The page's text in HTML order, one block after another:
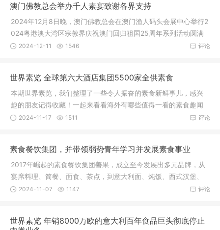
澳门佛教总会举办千人素宴致谢各界支持
2024年12月8日晚，澳门佛教总会在澳门渔人码头会展中心举行2
024粤港澳大湾区宗教界庆祝澳门回归祖国25周年系列活动圆满
晚宴，诚
评论
2024-12-11 1546
世界素览 全球第六大酒店集团5500家全供素食
本期世界素览，我们整理了一些令人振奋的素食新鲜事儿，感兴
趣的朋友记得收藏！一起来看看海外有哪些值得一看的素食趣闻
吧~新闻
评论
2024-11-17 1511
素食餐饮集团，并带领弱势青年学习并发展素食事业
2017年崛起的素食餐饮集团善果，成立至今发展出多元品牌，从
宴席料理、简餐、面食、茶点，到意大利面、炖饭、西式汉堡、
面包、法
评论
2024-11-07 1147
世界素览 年销8000万欧的意大利百年食品巨头彻底停止